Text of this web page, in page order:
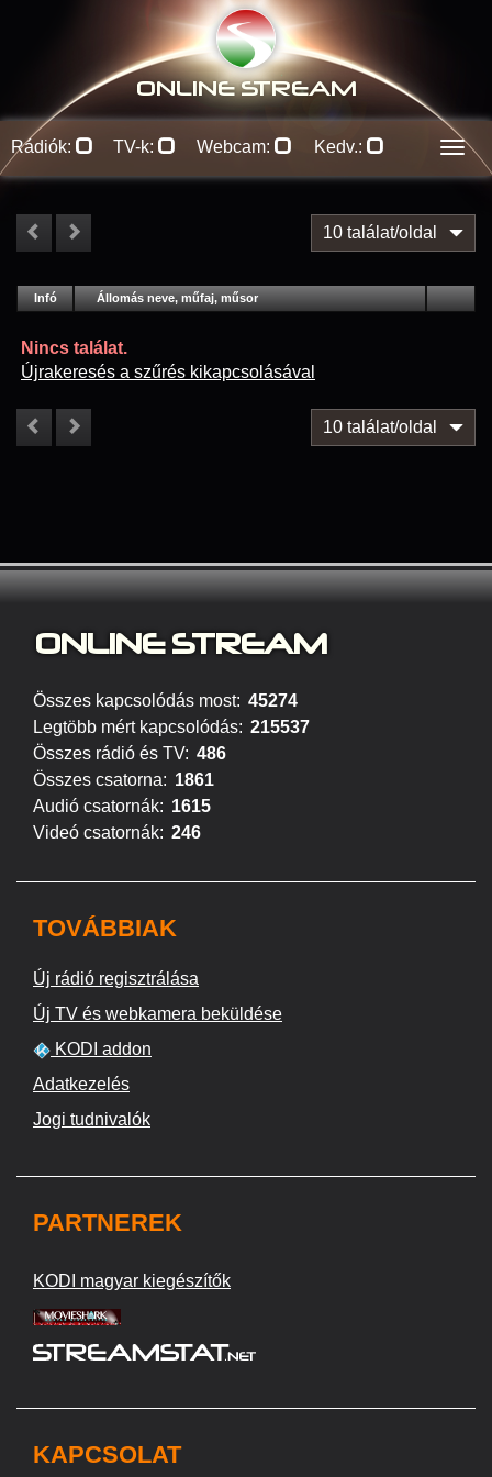
ONLINE STREAM
Rádiók: TV-k: Webcam: Kedv.:
10 találat/oldal
Infó Lejátszás
Állomás neve, műfaj, műsor
Nincs találat.
Újrakeresés a szűrés kikapcsolásával
10 találat/oldal
ONLINE STREAM
Összes kapcsolódás most: 45274
Legtöbb mért kapcsolódás: 215537
Összes rádió és TV: 486
Összes csatorna: 1861
Audió csatornák: 1615
Videó csatornák: 246
TOVÁBBIAK
Új rádió regisztrálása
Új TV és webkamera beküldése
KODI addon
Adatkezelés
Jogi tudnivalók
PARTNEREK
KODI magyar kiegészítők
KAPCSOLAT